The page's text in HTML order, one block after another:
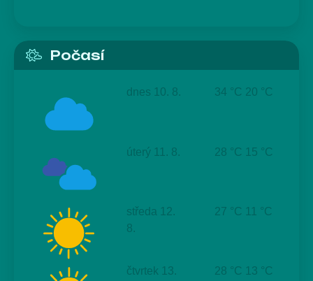
Počasí
dnes 10. 8. 34 °C 20 °C
úterý 11. 8. 28 °C 15 °C
středa 12.
8.
27 °C 11 °C
čtvrtek 13.
28 °C 13 °C